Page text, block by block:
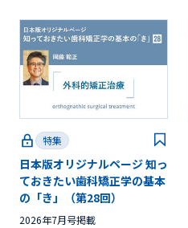
特集
日本版オリジナルページ 知っ
ておきたい歯科矯正学の基本
の「き」（第28回）
2026年7月号掲載